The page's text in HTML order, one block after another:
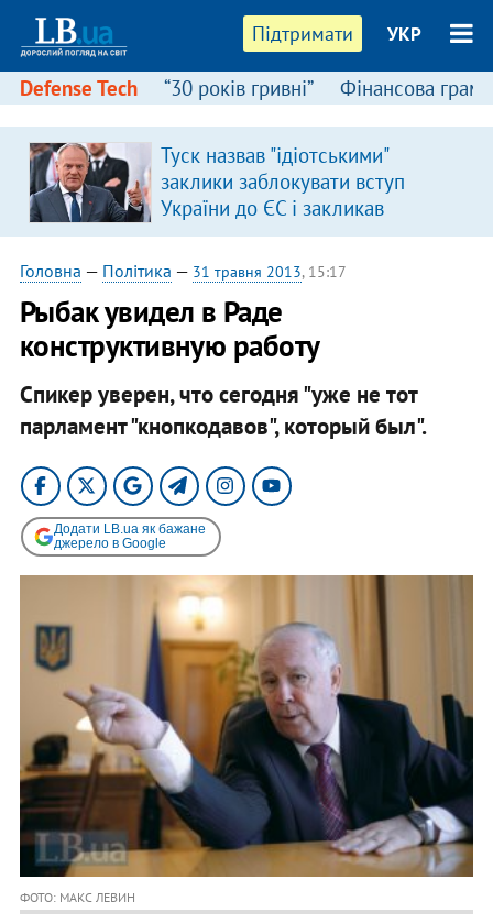
Підтримати УКР
Defense Tech “30 років гривні” Фінансова
Туск назвав "ідіотськими"
заклики заблокувати вступ
України до ЄС і закликав
припинити антиукраїнську
риторику
Головна — Політика — 31 травня 2013, 15:17
​Рыбак увидел в Раде
конструктивную работу
Спикер уверен, что сегодня "уже не тот
парламент "кнопкодавов", который был".
Додати LB.ua як бажане
джерело в Google
ФОТО: МАКС ЛЕВИН